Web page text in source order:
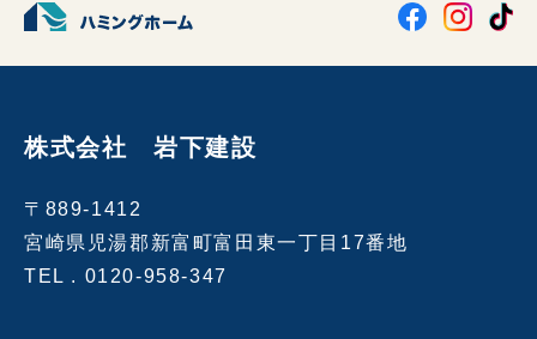
株式会社 岩下建設
〒889-1412
宮崎県児湯郡新富町富田東一丁目17番地
TEL . 0120-958-347